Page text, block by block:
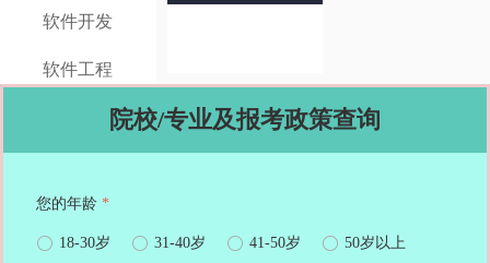
软件开发
软件工程
院校/专业及报考政策查询
您的年龄 *
ꀐ 18-30岁 ꀐ 31-40岁 ꀐ 41-50岁 ꀐ 50岁以上